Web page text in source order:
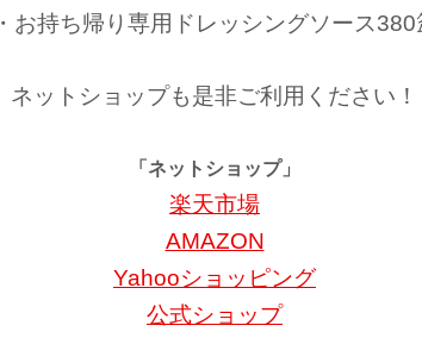
・お持ち帰り専用ドレッシングソース380
ネットショップも是非ご利用ください！
「ネットショップ」
楽天市場
AMAZON
Yahooショッピング
公式ショップ